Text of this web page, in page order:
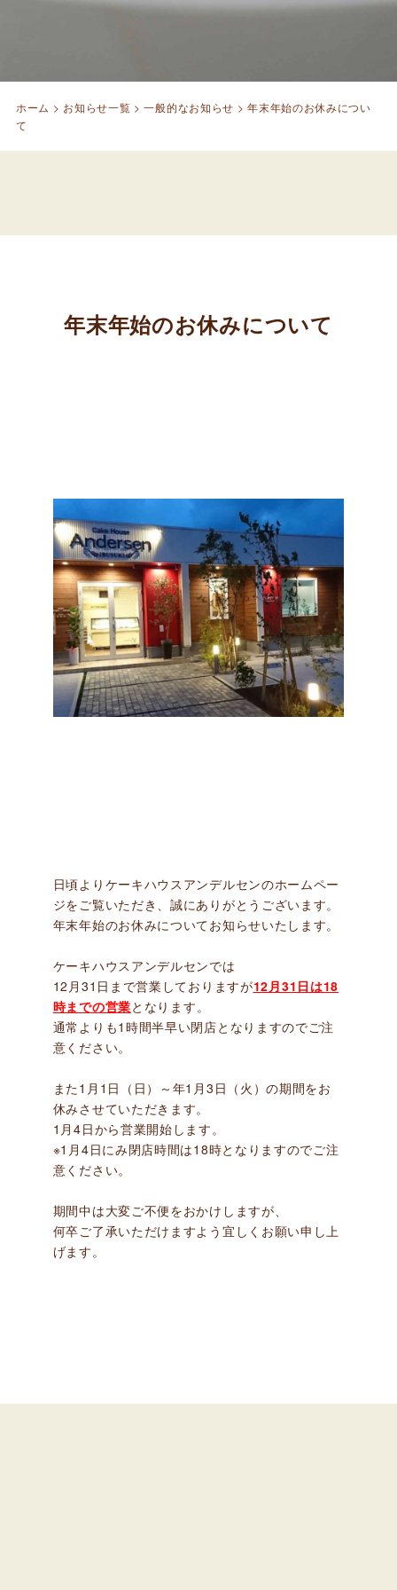
ホーム > お知らせ一覧 >一般的なお知らせ >年末年始のお休みについ
て
年末年始のお休みについて
日頃よりケーキハウスアンデルセンのホームペー
ジをご覧いただき、誠にありがとうございます。
年末年始のお休みについてお知らせいたします。
ケーキハウスアンデルセンでは
12月31日まで営業しておりますが12月31日は18
時までの営業となります。
通常よりも1時間半早い閉店となりますのでご注
意ください。
また1月1日（日）～年1月3日（火）の期間をお
休みさせていただきます。
1月4日から営業開始します。
※1月4日にみ閉店時間は18時となりますのでご注
意ください。
期間中は大変ご不便をおかけしますが、
何卒ご了承いただけますよう宜しくお願い申し上
げます。